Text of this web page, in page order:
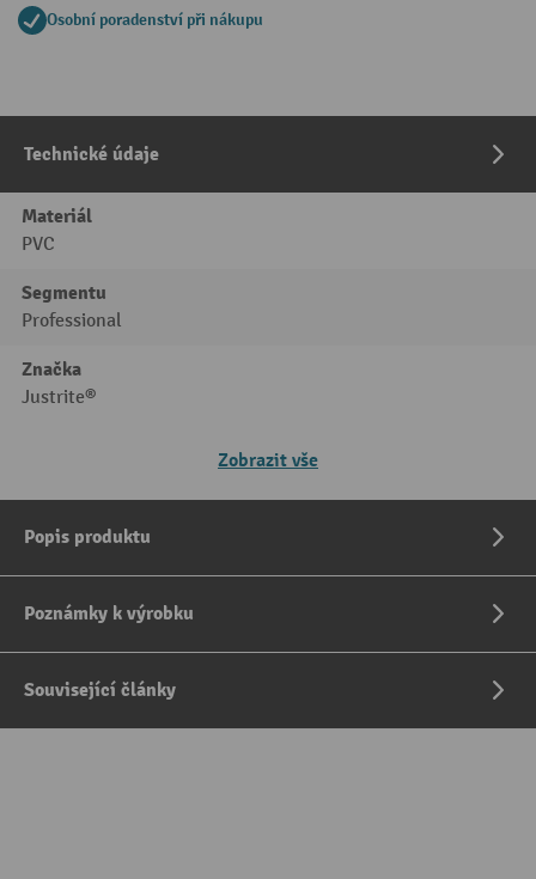
Osobní poradenství při nákupu
Technické údaje
Materiál
PVC
Segmentu
Professional
Značka
Justrite®
Zobrazit vše
Popis produktu
Poznámky k výrobku
Související články